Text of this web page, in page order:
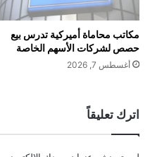
"
ج
ه
ا
ل
أ
م
مكاتب محاماة أميركية تدرس بيع
حصص لشركات الأسهم الخاصة
أغسطس 7, 2026
اترك تعليقاً